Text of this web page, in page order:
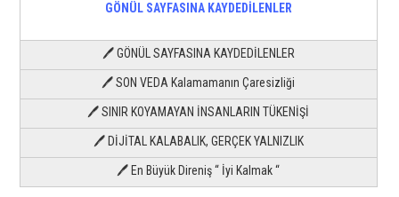
GÖNÜL SAYFASINA KAYDEDİLENLER
🖊 GÖNÜL SAYFASINA KAYDEDİLENLER
🖊 SON VEDA Kalamamanın Çaresizliği
🖊 SINIR KOYAMAYAN İNSANLARIN TÜKENİŞİ
🖊 DİJİTAL KALABALIK, GERÇEK YALNIZLIK
🖊 En Büyük Direniş “ İyi Kalmak “